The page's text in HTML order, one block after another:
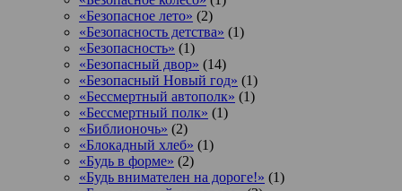
«Безопасное лето» (2)
«Безопасность детства» (1)
«Безопасность» (1)
«Безопасный двор» (14)
«Безопасный Новый год» (1)
«Бессмертный автополк» (1)
«Бессмертный полк» (1)
«Библионочь» (2)
«Блокадный хлеб» (1)
«Будь в форме» (2)
«Будь внимателен на дороге!» (1)